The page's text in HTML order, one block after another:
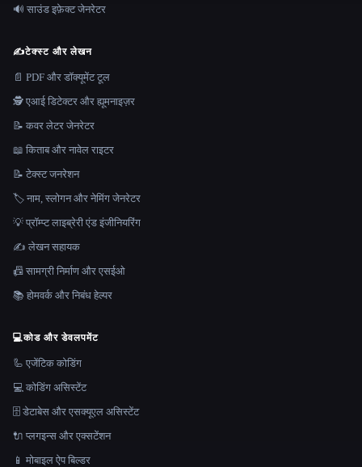
🔊 साउंड इफ़ेक्ट जेनरेटर
✍️टेक्स्ट और लेखन
📄 PDF और डॉक्यूमेंट टूल
🕵️ एआई डिटेक्टर और ह्यूमनाइज़र
📝 कवर लेटर जेनरेटर
📖 किताब और नावेल राइटर
📝 टेक्स्ट जनरेशन
🏷️ नाम, स्लोगन और नेमिंग जेनरेटर
💡 प्रॉम्प्ट लाइब्रेरी एंड इंजीनियरिंग
✍️ लेखन सहायक
📠 सामग्री निर्माण और एसईओ
📚 होमवर्क और निबंध हेल्पर
💻कोड और डेवलपमेंट
🦾 एजेंटिक कोडिंग
💻 कोडिंग असिस्टेंट
🗄️ डेटाबेस और एसक्यूएल असिस्टेंट
🔌 प्लगइन्स और एक्सटेंशन
📱 मोबाइल ऐप बिल्डर